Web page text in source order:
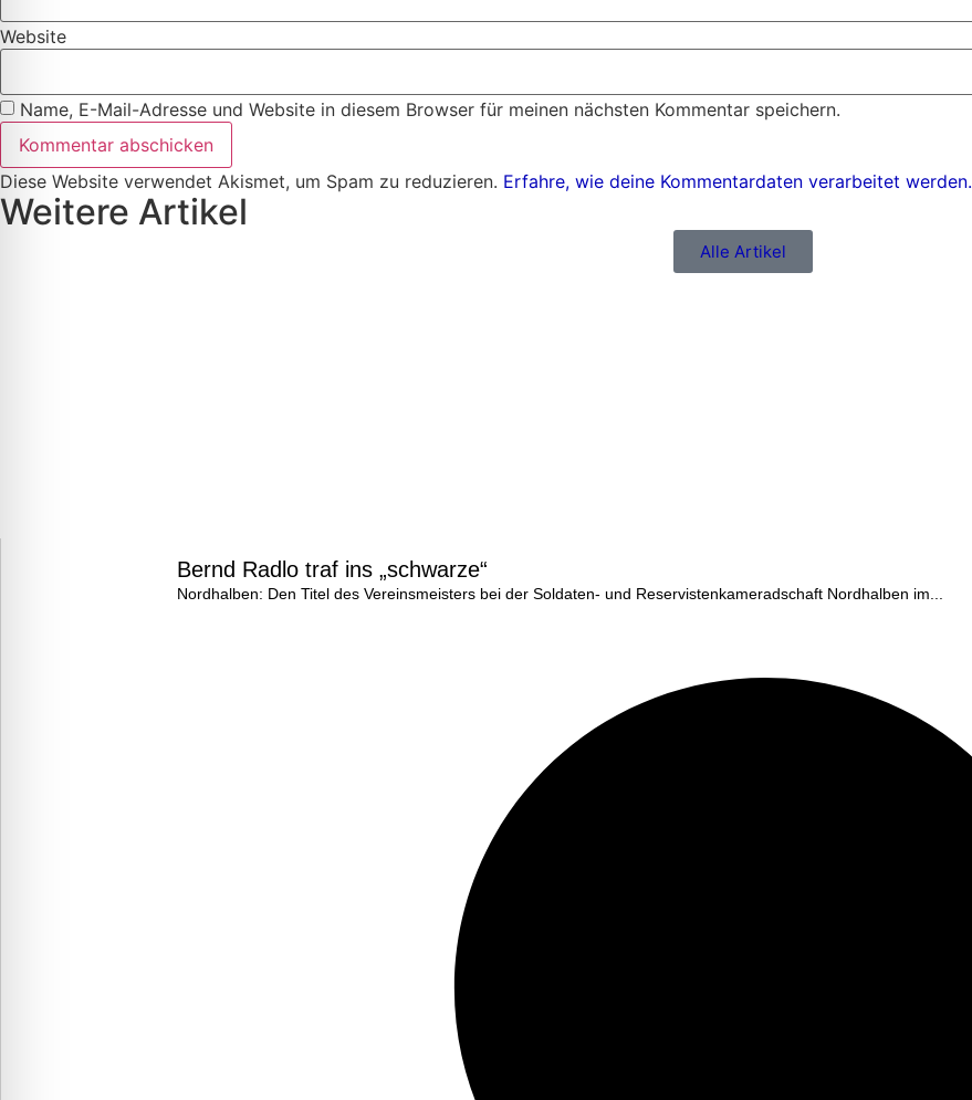
Website
Name, E-Mail-Adresse und Website in diesem Browser für meinen nächsten Kommentar speichern.
Diese Website verwendet Akismet, um Spam zu reduzieren. Erfahre, wie deine Kommentardaten verarbeitet werden.
Weitere Artikel
Alle Artikel
Bernd Radlo traf ins „schwarze“
Nordhalben: Den Titel des Vereinsmeisters bei der Soldaten- und Reservistenkameradschaft Nordhalben im...